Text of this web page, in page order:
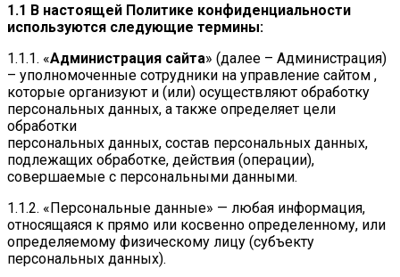
1.1 В настоящей Политике конфиденциальности
используются следующие термины:
1.1.1. «Администрация сайта» (далее – Администрация)
– уполномоченные сотрудники на управление сайтом ,
которые организуют и (или) осуществляют обработку
персональных данных, а также определяет цели
обработки
персональных данных, состав персональных данных,
подлежащих обработке, действия (операции),
совершаемые с персональными данными.
1.1.2. «Персональные данные» — любая информация,
относящаяся к прямо или косвенно определенному, или
определяемому физическому лицу (субъекту
персональных данных).